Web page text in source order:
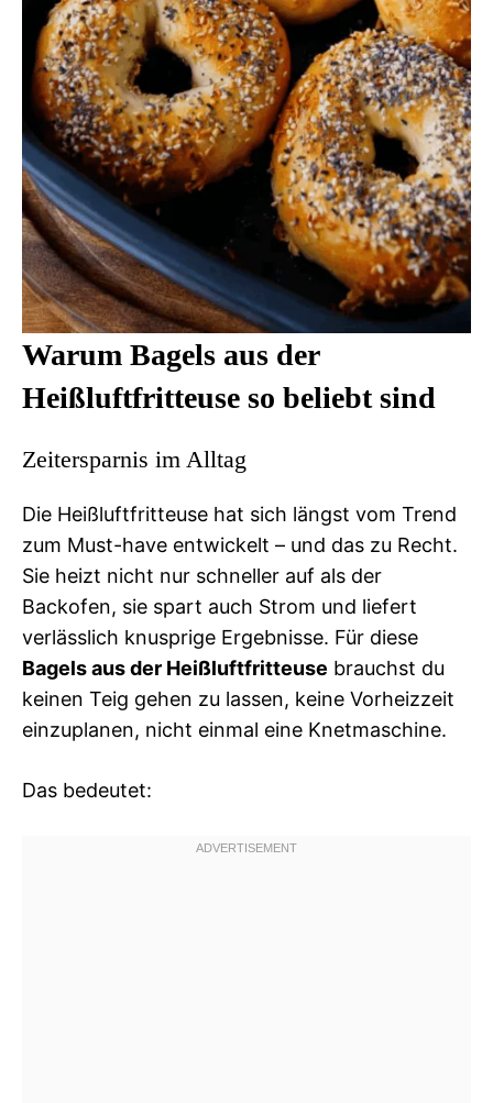
Warum Bagels aus der
Heißluftfritteuse so beliebt sind
Zeitersparnis im Alltag
Die Heißluftfritteuse hat sich längst vom Trend
zum Must-have entwickelt – und das zu Recht.
Sie heizt nicht nur schneller auf als der
Backofen, sie spart auch Strom und liefert
verlässlich knusprige Ergebnisse. Für diese
Bagels aus der Heißluftfritteuse brauchst du
keinen Teig gehen zu lassen, keine Vorheizzeit
einzuplanen, nicht einmal eine Knetmaschine.
Das bedeutet: